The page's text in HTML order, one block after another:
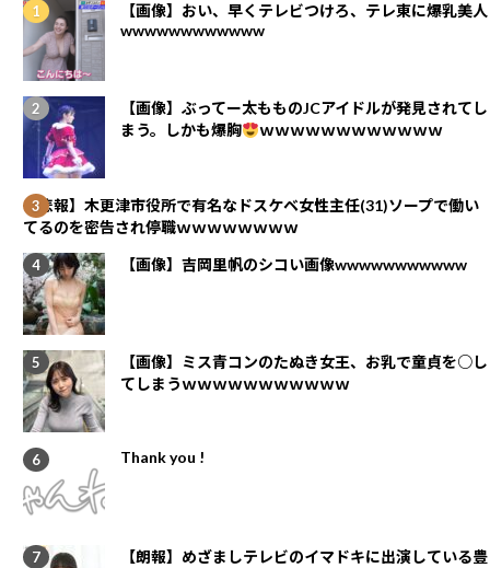
【画像】おい、早くテレビつけろ、テレ東に爆乳美人
wwwwwwwwwwww
【画像】ぶってー太もものJCアイドルが発見されてし
まう。しかも爆胸
ｗｗｗｗｗｗｗｗｗｗｗｗ
【悲報】木更津市役所で有名なドスケベ女性主任(31)ソープで働い
てるのを密告され停職ｗｗｗｗｗｗｗｗ
【画像】吉岡里帆のシコい画像wwwwwwwwwww
【画像】ミス青コンのたぬき女王、お乳で童貞を○し
てしまうｗｗｗｗｗｗｗｗｗｗｗ
Thank you !
【朗報】めざましテレビのイマドキに出演している豊